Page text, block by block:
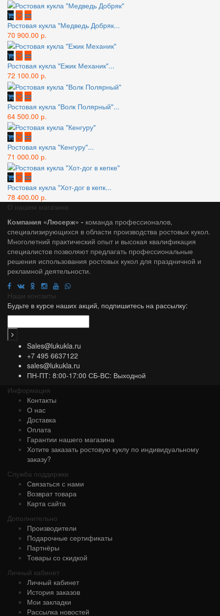
Ростовая кукла "Медведь Добряк...
70 900.00 р.
Ростовая кукла "Ежик Механик"...
72 100.00 р.
Ростовая кукла "Волк Полярный"...
64 500.00 р.
Ростовая кукла "Кенгуру"...
71 000.00 р.
Ростовая кукла "Хот-дог в кепк...
78 400.00 р.
О нашем магазине
Компания «Люсерж» - команда профессионалов,
специализирующихся в области производства ростовых кукол.
Многолетний практический опыт и высокая квалификация
специалистов позволяют предлагать профессиональные
решения использования ростовых кукол для праздничной и
рекламной деятельности.
Наши контакты
Будьте в курсе наших акций, подпишитесь на рассылку:
Sales@lukukla.ru
+7 495 6637122
sales@lukukla.ru
ПН-ПТ: 8:00-17:00 СБ-ВС: Выходной
Информация
Контакты
О нас
Доставка
Оплата
Гарантии нашего магазина
Хотите заказать ростовую куклу по индивидуальному
заказу?
Служба поддержки
Связаться с нами
Возврат товара
Карта сайта
Дополнительно
Производители
Подарочные сертификаты
Партнёры
Товары со скидкой
Личный кабинет
Личный кабинет
История заказов
Мои закладки
Рассылка новостей